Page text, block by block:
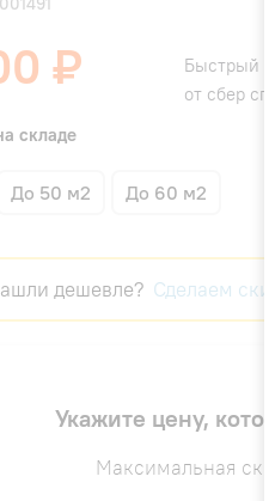
₽
Быстрый
от сбер
складе
До 50 м2 До 60 м2
дешевле? Сделаем
Укажите цену,
Максимальная